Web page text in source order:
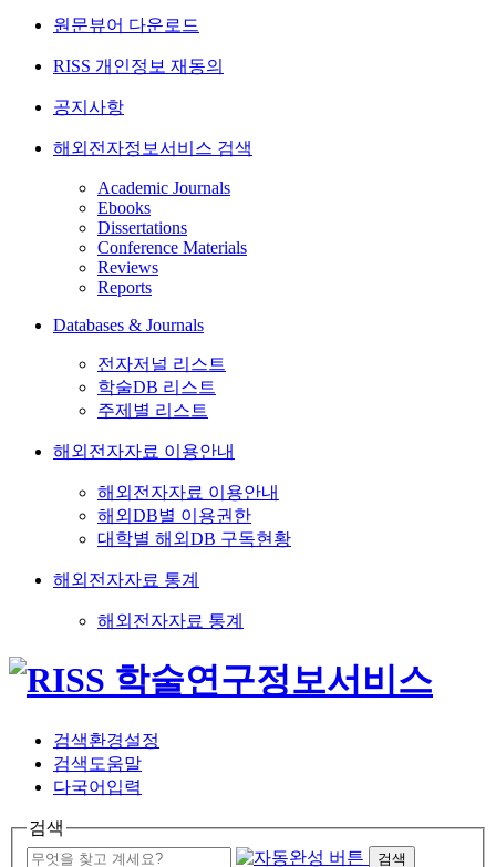
원문뷰어 다운로드
RISS 개인정보 재동의
공지사항
해외전자정보서비스 검색
Academic Journals
Ebooks
Dissertations
Conference Materials
Reviews
Reports
Databases & Journals
전자저널 리스트
학술DB 리스트
주제별 리스트
해외전자자료 이용안내
해외전자자료 이용안내
해외DB별 이용권한
대학별 해외DB 구독현황
해외전자자료 통계
해외전자자료 통계
검색환경설정
검색도움말
다국어입력
검색
검색